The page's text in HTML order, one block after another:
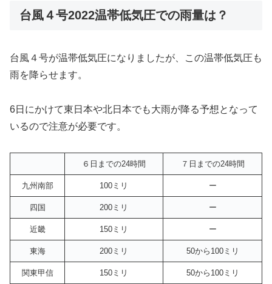
台風４号2022温帯低気圧での雨量は？
台風４号が温帯低気圧になりましたが、この温帯低気圧も
雨を降らせます。
6日にかけて東日本や北日本でも大雨が降る予想となって
いるので注意が必要です。
６日までの24時間 ７日までの24時間
九州南部 100ミリ ー
四国 200ミリ ー
近畿 150ミリ ー
東海 200ミリ 50から100ミリ
関東甲信 150ミリ 50から100ミリ